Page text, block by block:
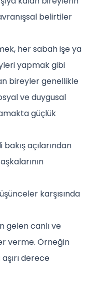
belirtiler
her sabah işe ya
yapmak gibi
bireyler genellikle
ve duygusal
güçlük
açılarından
karşısında
gelen canlı ve
verme. Örneğin
derece